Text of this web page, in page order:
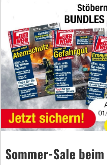
Sommer-Sale